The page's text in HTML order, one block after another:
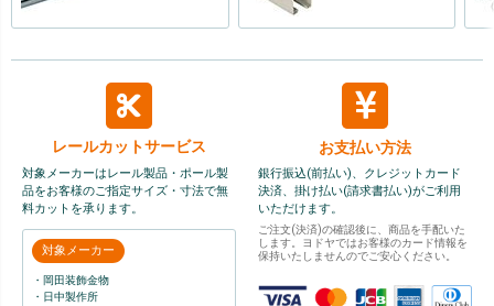
レールカットサービス
対象メーカーはレール製品・ポール製
品をお客様のご指定サイズ・寸法で無
料カットを承ります。
対象メーカー
・岡田装飾金物
・日中製作所
お支払い方法
銀行振込(前払い)、クレジットカード
決済、掛け払い(請求書払い)がご利用
いただけます。
ご注文(決済)の確認後に、商品を手配いた
します。ヨドヤではお客様のカード情報を
保持いたしませんのでご安心ください。